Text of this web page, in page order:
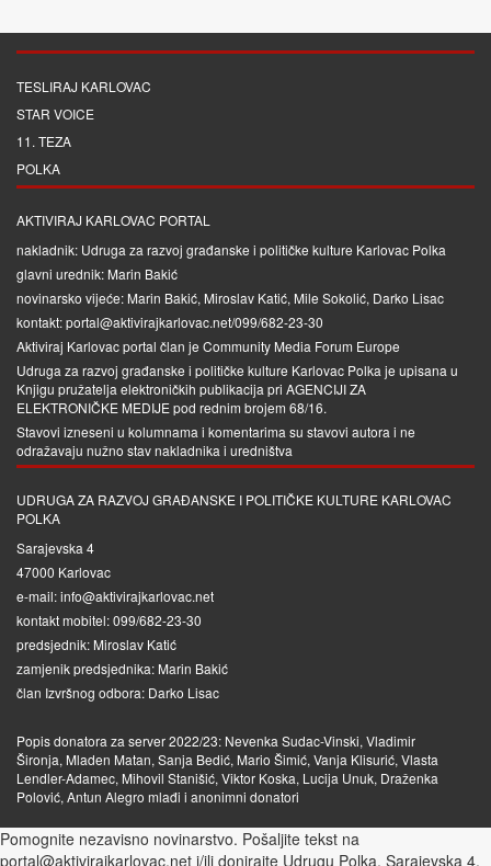
TESLIRAJ KARLOVAC
STAR VOICE
11. TEZA
POLKA
AKTIVIRAJ KARLOVAC PORTAL
nakladnik: Udruga za razvoj građanske i političke kulture Karlovac Polka
glavni urednik: Marin Bakić
novinarsko vijeće: Marin Bakić, Miroslav Katić, Mile Sokolić, Darko Lisac
kontakt: portal@aktivirajkarlovac.net/099/682-23-30
Aktiviraj Karlovac portal član je Community Media Forum Europe
Udruga za razvoj građanske i političke kulture Karlovac Polka je upisana u
Knjigu pružatelja elektroničkih publikacija pri AGENCIJI ZA
ELEKTRONIČKE MEDIJEpod rednim brojem 68/16.
Stavovi izneseni u kolumnama i komentarima su stavovi autora i ne
odražavaju nužno stav nakladnika i uredništva
UDRUGA ZA RAZVOJ GRAĐANSKE I POLITIČKE KULTURE KARLOVAC
POLKA
Sarajevska 4
47000 Karlovac
e-mail: info@aktivirajkarlovac.net
kontakt mobitel: 099/682-23-30
predsjednik: Miroslav Katić
zamjenik predsjednika: Marin Bakić
član Izvršnog odbora: Darko Lisac
Popis donatora za server 2022/23: Nevenka Sudac-Vinski, Vladimir
Šironja, Mladen Matan, Sanja Bedić, Mario Šimić, Vanja Klisurić, Vlasta
Lendler-Adamec, Mihovil Stanišić, Viktor Koska, Lucija Unuk, Draženka
Polović, Antun Alegro mlađi i anonimni donatori
Pomognite nezavisno novinarstvo. Pošaljite tekst na
portal@aktivirajkarlovac.net i/ili donirajte Udrugu Polka, Sarajevska 4,